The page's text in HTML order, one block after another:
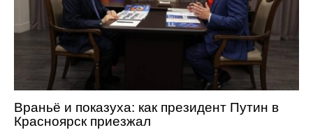
Враньё и показуха: как президент Путин в
Красноярск приезжал